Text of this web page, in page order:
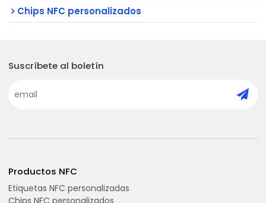
Chips NFC personalizados
Suscríbete al boletín
Productos NFC
Etiquetas NFC personalizadas
Chips NFC personalizados